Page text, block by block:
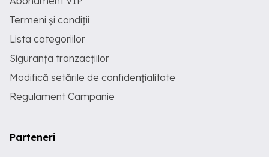
Termeni și condiții
Lista categoriilor
Siguranța tranzacțiilor
Modifică setările de confidențialitate
Regulament Campanie
Parteneri